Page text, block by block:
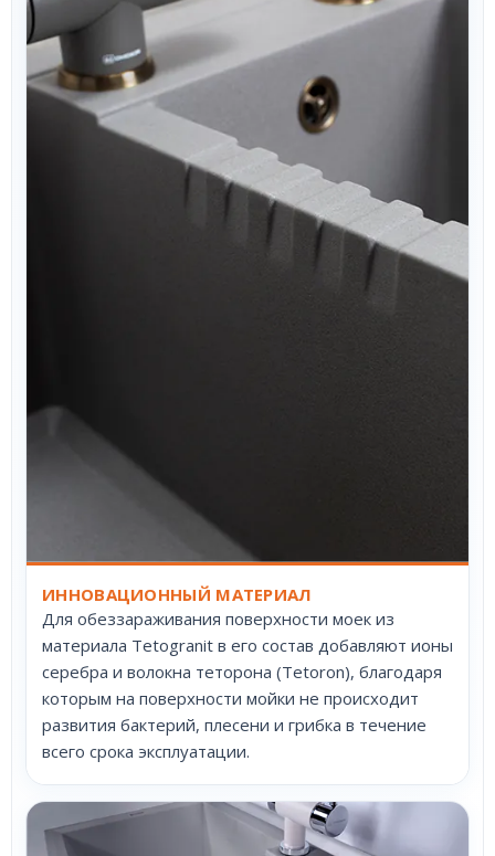
ИННОВАЦИОННЫЙ МАТЕРИАЛ
Для обеззараживания поверхности моек из
материала Tetogranit в его состав добавляют ионы
серебра и волокна теторона (Tetoron), благодаря
которым на поверхности мойки не происходит
развития бактерий, плесени и грибка в течение
всего срока эксплуатации.